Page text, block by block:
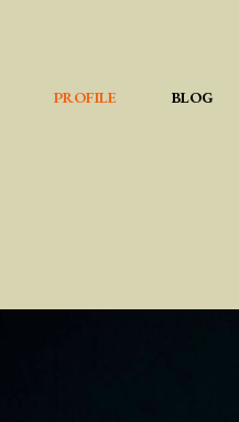
PROFILE BLOG